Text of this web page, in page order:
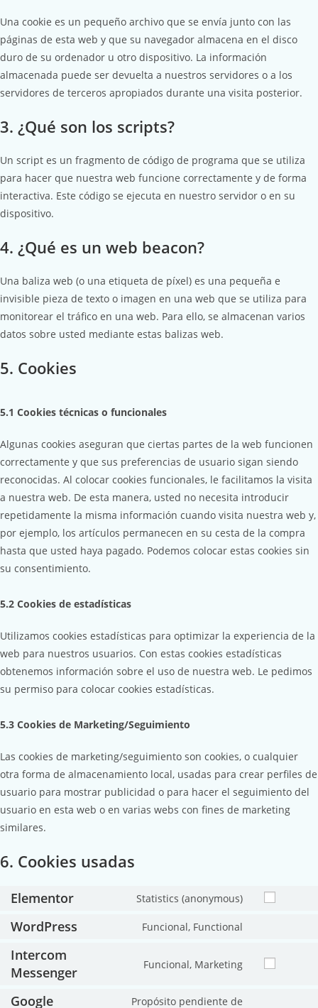
Una cookie es un pequeño archivo que se envía junto con las
páginas de esta web y que su navegador almacena en el disco
duro de su ordenador u otro dispositivo. La información
almacenada puede ser devuelta a nuestros servidores o a los
servidores de terceros apropiados durante una visita posterior.
3. ¿Qué son los scripts?
Un script es un fragmento de código de programa que se utiliza
para hacer que nuestra web funcione correctamente y de forma
interactiva. Este código se ejecuta en nuestro servidor o en su
dispositivo.
4. ¿Qué es un web beacon?
Una baliza web (o una etiqueta de píxel) es una pequeña e
invisible pieza de texto o imagen en una web que se utiliza para
monitorear el tráfico en una web. Para ello, se almacenan varios
datos sobre usted mediante estas balizas web.
5. Cookies
5.1 Cookies técnicas o funcionales
Algunas cookies aseguran que ciertas partes de la web funcionen
correctamente y que sus preferencias de usuario sigan siendo
reconocidas. Al colocar cookies funcionales, le facilitamos la visita
a nuestra web. De esta manera, usted no necesita introducir
repetidamente la misma información cuando visita nuestra web y,
por ejemplo, los artículos permanecen en su cesta de la compra
hasta que usted haya pagado. Podemos colocar estas cookies sin
su consentimiento.
5.2 Cookies de estadísticas
Utilizamos cookies estadísticas para optimizar la experiencia de la
web para nuestros usuarios. Con estas cookies estadísticas
obtenemos información sobre el uso de nuestra web. Le pedimos
su permiso para colocar cookies estadísticas.
5.3 Cookies de Marketing/Seguimiento
Las cookies de marketing/seguimiento son cookies, o cualquier
otra forma de almacenamiento local, usadas para crear perfiles de
usuario para mostrar publicidad o para hacer el seguimiento del
usuario en esta web o en varias webs con fines de marketing
similares.
6. Cookies usadas
Elementor Statistics (anonymous)
WordPress Funcional, Functional
Intercom
Messenger
Funcional, Marketing
Google Propósito pendiente de